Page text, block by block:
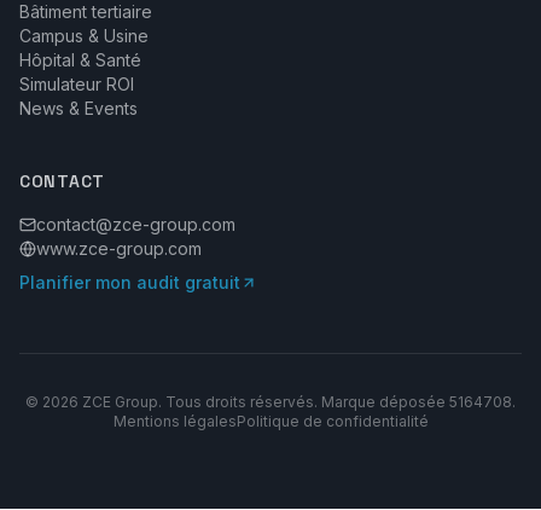
Bâtiment tertiaire
Campus & Usine
Hôpital & Santé
Simulateur ROI
News & Events
CONTACT
contact@zce-group.com
www.zce-group.com
Planifier mon audit gratuit
© 2026 ZCE Group. Tous droits réservés. Marque déposée 5164708.
Mentions légalesPolitique de confidentialité